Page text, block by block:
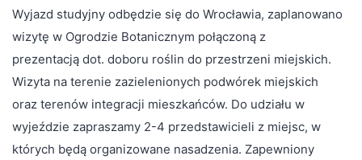
Wyjazd studyjny odbędzie się do Wrocławia, zaplanowano
wizytę w Ogrodzie Botanicznym połączoną z
prezentacją dot. doboru roślin do przestrzeni miejskich.
Wizyta na terenie zazielenionych podwórek miejskich
oraz terenów integracji mieszkańców. Do udziału w
wyjeździe zapraszamy 2-4 przedstawicieli z miejsc, w
których będą organizowane nasadzenia. Zapewniony